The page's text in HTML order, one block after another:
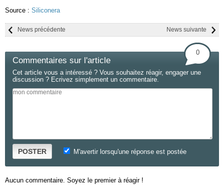
Source : Siliconera
News suivante
News précédente
Commentaires sur l'article
0
Cet article vous a intéressé ? Vous souhaitez réagir, engager une
discussion ? Ecrivez simplement un commentaire.
POSTER M'avertir lorsqu'une réponse est postée
Aucun commentaire. Soyez le premier à réagir !